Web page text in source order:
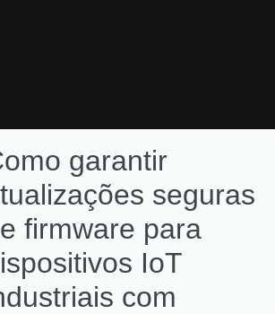
garantir
seguras
firmware para
IoT
com